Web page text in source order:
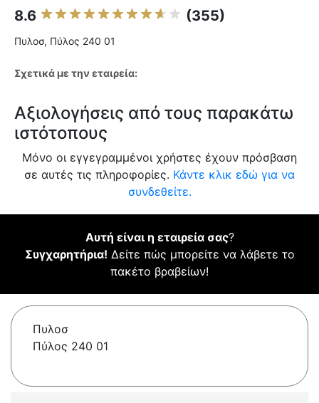
8.6 (355)
Πυλοσ, Πύλος 240 01
Σχετικά με την εταιρεία:
Αξιολογήσεις από τους παρακάτω
ιστότοπους
Μόνο οι εγγεγραμμένοι χρήστες έχουν πρόσβαση
σε αυτές τις πληροφορίες. Κάντε κλικ εδώ για να
συνδεθείτε.
Αυτή είναι η εταιρεία σας?
Συγχαρητήρια! Δείτε πώς μπορείτε να λάβετε το
πακέτο βραβείων!
Πυλοσ
Πύλος 240 01